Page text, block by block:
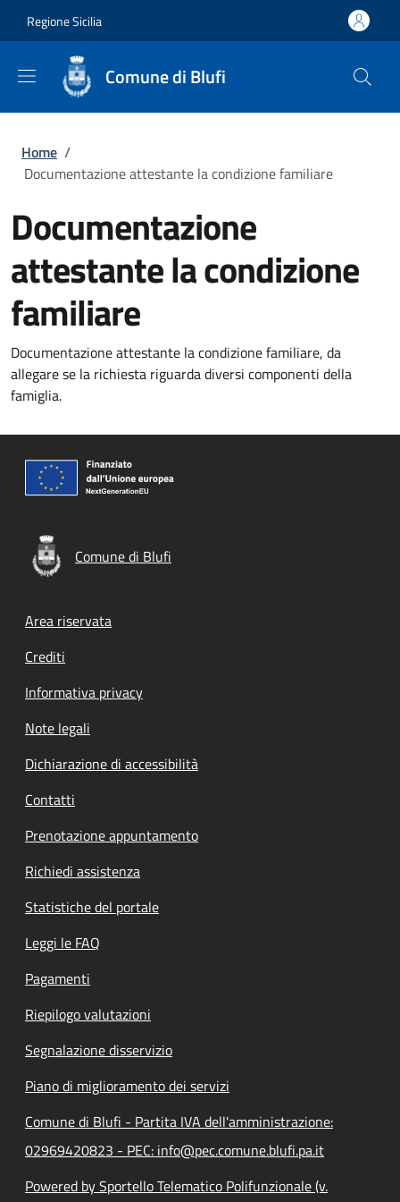
Regione Sicilia
Comune di Blufi
Briciole di pane
Home /
Documentazione attestante la condizione familiare
Documentazione
attestante la condizione
familiare
Documentazione attestante la condizione familiare, da
allegare se la richiesta riguarda diversi componenti della
famiglia.
Comune di Blufi
Footer menu
Area riservata
Crediti
Informativa privacy
Note legali
Dichiarazione di accessibilità
Contatti
Prenotazione appuntamento
Richiedi assistenza
Statistiche del portale
Leggi le FAQ
Pagamenti
Riepilogo valutazioni
Segnalazione disservizio
Piano di miglioramento dei servizi
Comune di Blufi - Partita IVA dell'amministrazione:
02969420823 - PEC: info@pec.comune.blufi.pa.it
Powered by Sportello Telematico Polifunzionale (v.